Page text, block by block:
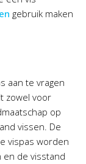
gebruik maken
aan te vragen
zowel voor
op
vissen. De
vispas worden
de visstand